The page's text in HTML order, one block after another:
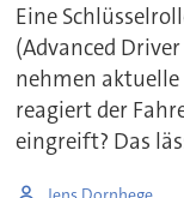
Eine
(Advanced Driver
nehmen
reagiert der
eingreift? Das